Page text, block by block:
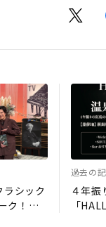
シック
ク！バ
過去の
４年振
「